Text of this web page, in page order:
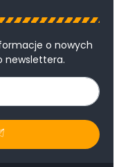
o nowych
newslettera.